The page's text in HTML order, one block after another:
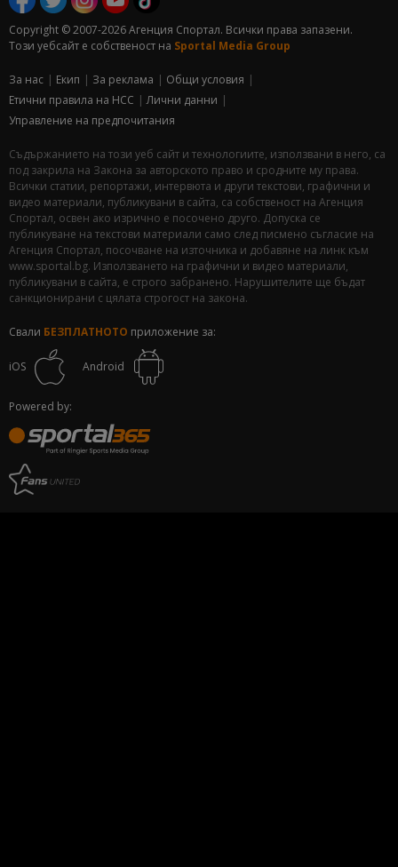
Copyright © 2007-2026 Агенция Спортал. Всички права запазени.
Този уебсайт е собственост на Sportal Media Group
За нас Екип За рекламa
Общи условия
Етични правила на НСС
Лични данни
Управление на предпочитания
Съдържанието на този уеб сайт и технологиите, използвани в него, са
под закрила на Закона за авторското право и сродните му права.
Всички статии, репортажи, интервюта и други текстови, графични и
видео материали, публикувани в сайта, са собственост на Агенция
Спортал, освен ако изрично е посочено друго. Допуска се
публикуване на текстови материали само след писмено съгласие на
Агенция Спортал, посочване на източника и добавяне на линк към
www.sportal.bg. Използването на графични и видео материали,
публикувани в сайта, е строго забранено. Нарушителите ще бъдат
санкционирани с цялата строгост на закона.
Свали БЕЗПЛАТНОТО приложение за:
iOS Android
Powered by: